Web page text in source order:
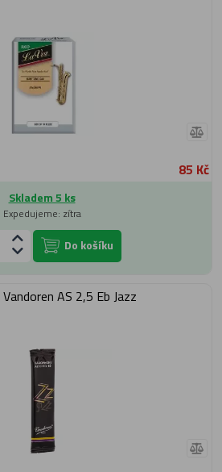
85 Kč
Skladem 5 ks
Expedujeme: zítra
Do košíku
AS 2,5 Eb Jazz